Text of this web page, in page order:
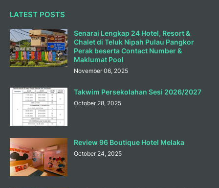
LATEST POSTS
Senarai Lengkap 24 Hotel, Resort &
Chalet di Teluk Nipah Pulau Pangkor
Perak beserta Contact Number &
Maklumat Pool
November 06, 2025
Takwim Persekolahan Sesi 2026/2027
October 28, 2025
Review 96 Boutique Hotel Melaka
October 24, 2025